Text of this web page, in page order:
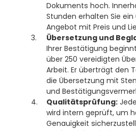
Dokuments hoch.
Stunden erhalten Sie
Angebot mit Preis und
Übersetzung und
Ihrer Bestätigung
über 250 vereidigten
Arbeit. Er überträgt den
die Übersetzung mit
und
Qualitätsprüfung:
wird intern geprüft, um
Genauigkeit